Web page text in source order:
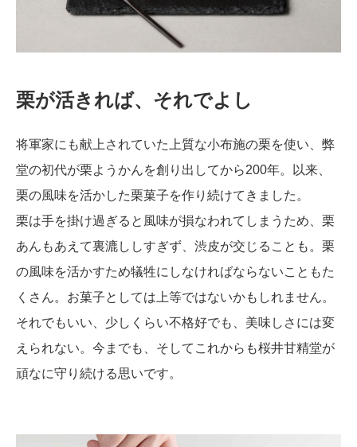
栗が活きれば、それでよし
将軍家にも献上されていた上質な小布施の栗を使い、弊
堂の初代が栗ようかんを創り出してから200年。以来、
栗の風味を活かした栗菓子を作り続けてきました。
栗は手を掛け過ぎると風味が損なわれてしまうため、栗
あんもあえて裏漉ししすぎず、渋皮が交じることも。栗
の風味を活かすため犠牲にしなければならないこともた
くさん。お菓子としては上等ではないかもしれません。
それでもいい、少しくらい不格好でも、美味しさには変
えられない。今までも、そしてこれからも桜井甘精堂が
頑なに守り続ける思いです。